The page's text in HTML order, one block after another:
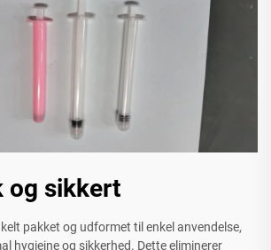
og sikkert
pakket og udformet til enkel anvendelse,
hygiejne og sikkerhed. Dette eliminerer